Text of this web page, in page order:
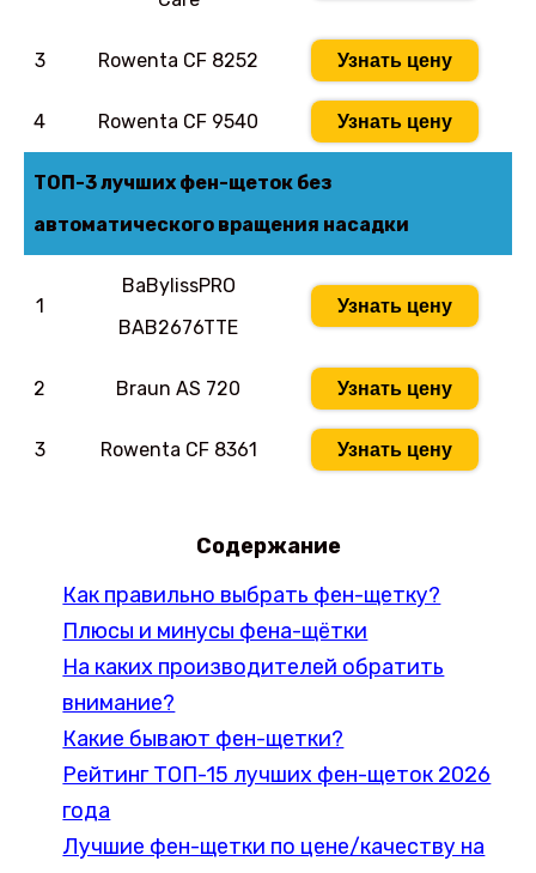
3 Rowenta CF 8252 Узнать цену
4 Rowenta CF 9540 Узнать цену
ТОП-3 лучших фен-щеток без
автоматического вращения насадки
1
BaBylissPRO
BAB2676TTE
Узнать цену
2 Braun AS 720 Узнать цену
3 Rowenta CF 8361 Узнать цену
Содержание
Как правильно выбрать фен-щетку?
Плюсы и минусы фена-щётки
На каких производителей обратить
внимание?
Какие бывают фен-щетки?
Рейтинг ТОП-15 лучших фен-щеток 2026
года
Лучшие фен-щетки по цене/качеству на